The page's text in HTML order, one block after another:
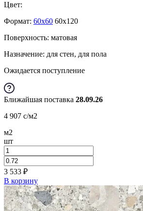
Цвет:
Формат: 60x60 60x120
Поверхность: матовая
Назначение: для стен, для пола
Ожидается поступление
Ближайшая поставка 28.09.26
4 907 c/м2
м2
шт
3 533 ₽
В корзину